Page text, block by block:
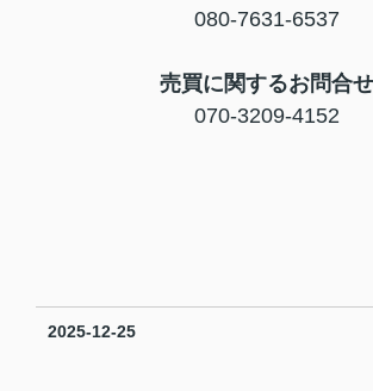
080-7631-6537
売買に関するお問合せ
070-3209-4152
2025-12-25